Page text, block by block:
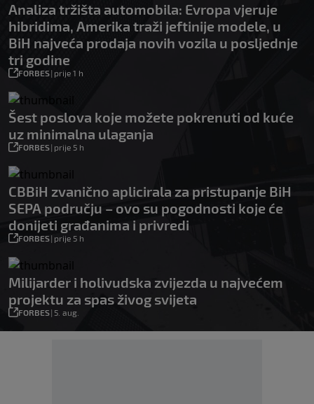
Analiza tržišta automobila: Evropa vjeruje
hibridima, Amerika traži jeftinije modele, u
BiH najveća prodaja novih vozila u posljednje
tri godine
FORBES| prije 1 h
Šest poslova koje možete pokrenuti od kuće
uz minimalna ulaganja
FORBES| prije 5 h
CBBiH zvanično aplicirala za pristupanje BiH
SEPA području – ovo su pogodnosti koje će
donijeti građanima i privredi
FORBES| prije 5 h
Milijarder i holivudska zvijezda u najvećem
projektu za spas živog svijeta
FORBES| 5. aug.